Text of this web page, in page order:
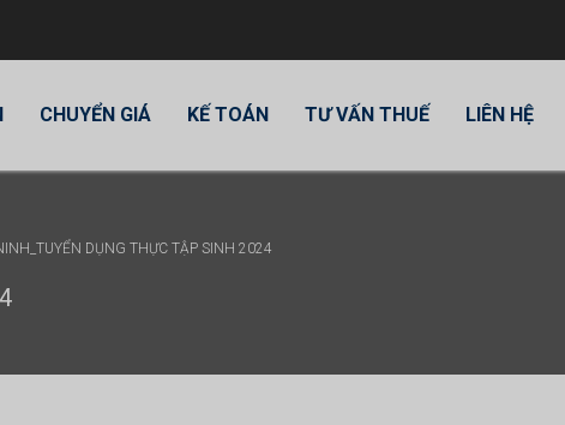
CHUYỂN GIÁ KẾ TOÁN TƯ VẤN THUẾ LIÊN HỆ
DỤNG THỰC TẬP SINH 2024